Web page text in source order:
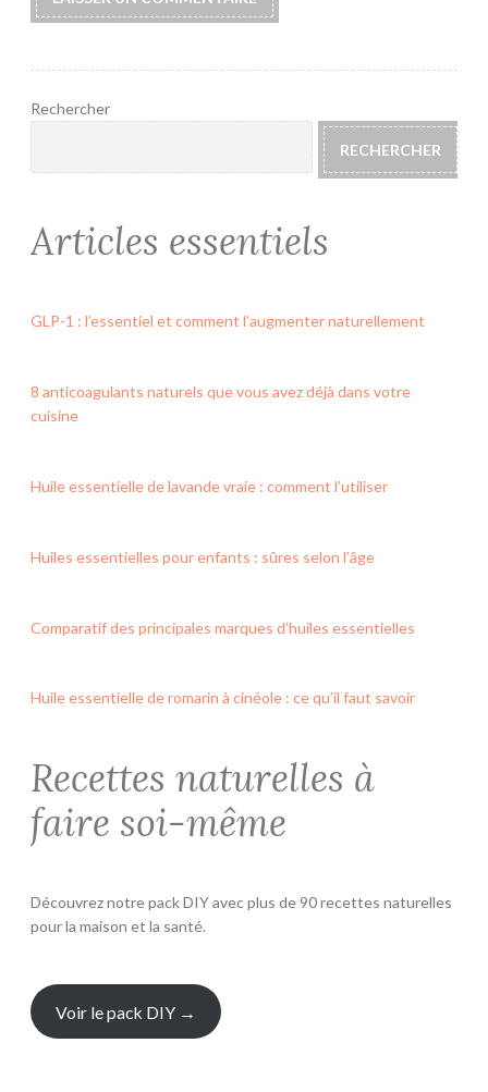
Rechercher
RECHERCHER
Articles essentiels
GLP-1 : l’essentiel et comment l’augmenter naturellement
8 anticoagulants naturels que vous avez déjà dans votre
cuisine
Huile essentielle de lavande vraie : comment l’utiliser
Huiles essentielles pour enfants : sûres selon l’âge
Comparatif des principales marques d’huiles essentielles
Huile essentielle de romarin à cinéole : ce qu’il faut savoir
Recettes naturelles à
faire soi-même
Découvrez notre pack DIY avec plus de 90 recettes naturelles
pour la maison et la santé.
Voir le pack DIY →